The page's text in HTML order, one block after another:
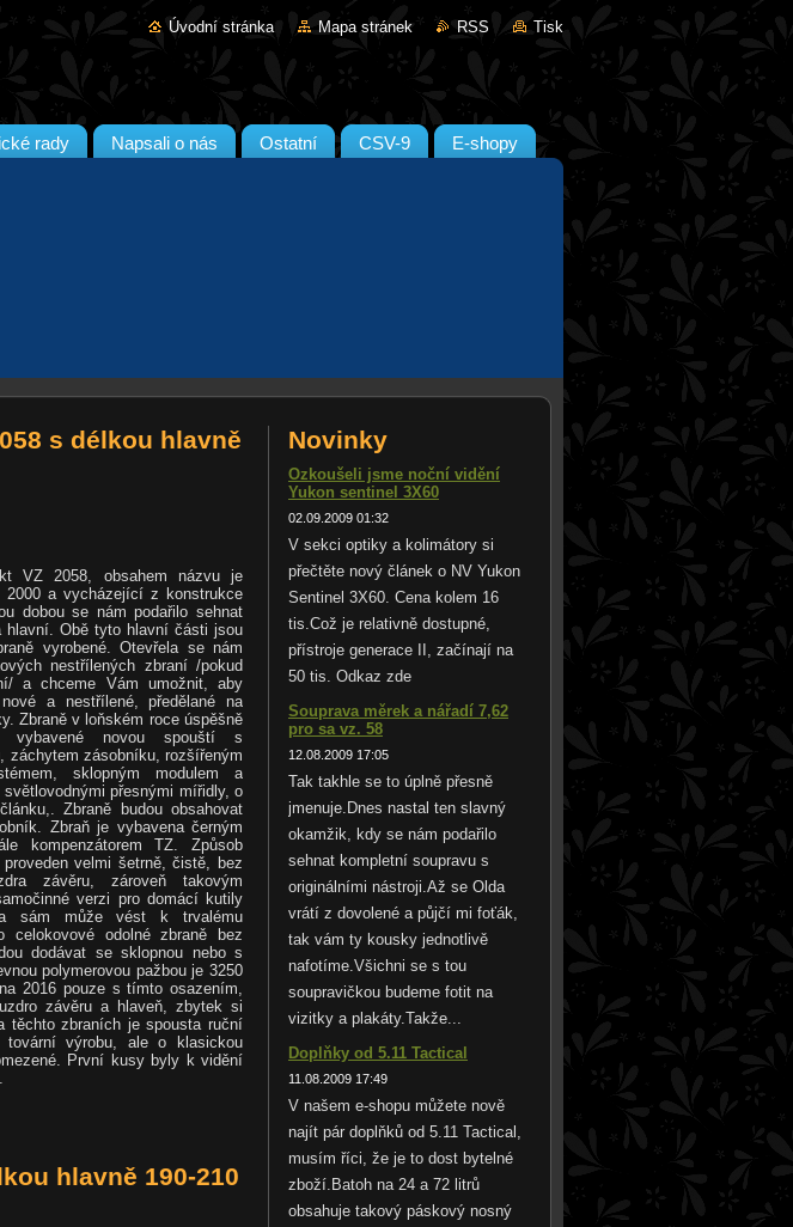
Úvodní stránka Mapa stránek RSS Tisk
rady Napsali o nás Ostatní CSV-9 E-shopy
s délkou hlavně
VZ 2058, obsahem názvu je
2000 a vycházející z konstrukce
dobou se nám podařilo sehnat
hlavní. Obě tyto hlavní části jsou
vyrobené. Otevřela se nám
nestřílených zbraní /pokud
a chceme Vám umožnit, aby
a nestřílené, předělané na
Zbraně v loňském roce úspěšně
vybavené novou spouští s
záchytem zásobníku, rozšířeným
sklopným modulem a
přesnými mířidly, o
Zbraně budou obsahovat
Zbraň je vybavena černým
kompenzátorem TZ. Způsob
velmi šetrně, čistě, bez
závěru, zároveň takovým
verzi pro domácí kutily
sám může vést k trvalému
celokovové odolné zbraně bez
dodávat se sklopnou nebo s
polymerovou pažbou je 3250
2016 pouze s tímto osazením,
závěru a hlaveň, zbytek si
těchto zbraních je spousta ruční
výrobu, ale o klasickou
První kusy byly k vidění
hlavně 190-210
Novinky
Ozkoušeli jsme noční vidění
Yukon sentinel 3X60
02.09.2009 01:32
V sekci optiky a kolimátory si
přečtěte nový článek o NV Yukon
Sentinel 3X60. Cena kolem 16
tis.Což je relativně dostupné,
přístroje generace II, začínají na
50 tis. Odkaz zde
Souprava měrek a nářadí 7,62
pro sa vz. 58
12.08.2009 17:05
Tak takhle se to úplně přesně
jmenuje.Dnes nastal ten slavný
okamžik, kdy se nám podařilo
sehnat kompletní soupravu s
originálními nástroji.Až se Olda
vrátí z dovolené a půjčí mi foťák,
tak vám ty kousky jednotlivě
nafotíme.Všichni se s tou
soupravičkou budeme fotit na
vizitky a plakáty.Takže...
Doplňky od 5.11 Tactical
11.08.2009 17:49
V našem e-shopu můžete nově
najít pár doplňků od 5.11 Tactical,
musím říci, že je to dost bytelné
zboží.Batoh na 24 a 72 litrů
obsahuje takový páskový nosný